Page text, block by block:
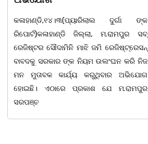
ଶିକାର କରି ବ୍ୟବସାୟ ଚାଲୁଥିବା ସମ୍ପର୍କରେ
କୌଣସି ସୂତ୍ରରୁ ସୂଚନା ପାଇ କଳାହାଣ୍ଡି ଉତ୍ତର
ବନଖଣ୍ଡ ଅଧୀନ କେଗାଁ ରେଞ୍ଜର ବନ କର୍ମଚାରୀ
ମାନେ ଗରଗାବ ସେକ୍ସନ ଅଧୀନ କାନ୍ଦୁଲଝର